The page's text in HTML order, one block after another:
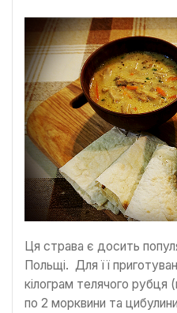
Ця страва є досить
Польщі. Для її
кілограм телячого рубця
по 2 морквини та